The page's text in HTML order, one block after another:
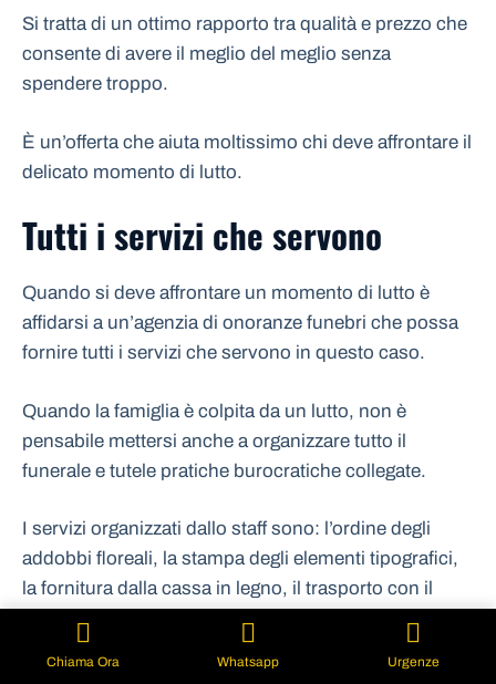
Si tratta di un ottimo rapporto tra qualità e prezzo che
consente di avere il meglio del meglio senza
spendere troppo.
È un’offerta che aiuta moltissimo chi deve affrontare il
delicato momento di lutto.
Tutti i servizi che servono
Quando si deve affrontare un momento di lutto è
affidarsi a un’agenzia di onoranze funebri che possa
fornire tutti i servizi che servono in questo caso.
Quando la famiglia è colpita da un lutto, non è
pensabile mettersi anche a organizzare tutto il
funerale e tutele pratiche burocratiche collegate.
I servizi organizzati dallo staff sono: l’ordine degli
addobbi floreali, la stampa degli elementi tipografici,
la fornitura dalla cassa in legno, il trasporto con il
carro funebre e tutto quello che serve.
Non è facile muoversi nel giro di pochi giorni per
Chiama Ora Whatsapp Urgenze